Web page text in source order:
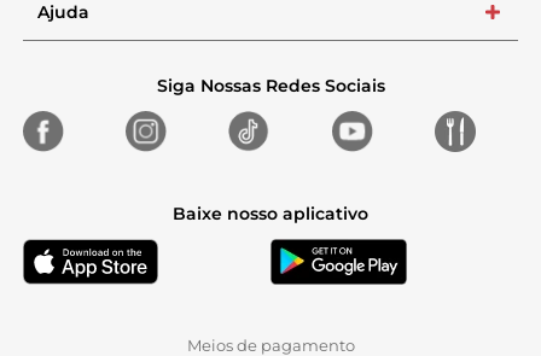
Ajuda +
Siga Nossas Redes Sociais
Baixe nosso aplicativo
Meios de pagamento